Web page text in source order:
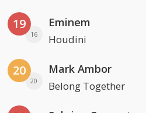
19
16
Eminem
Houdini
20
20
Mark Ambor
Belong Together